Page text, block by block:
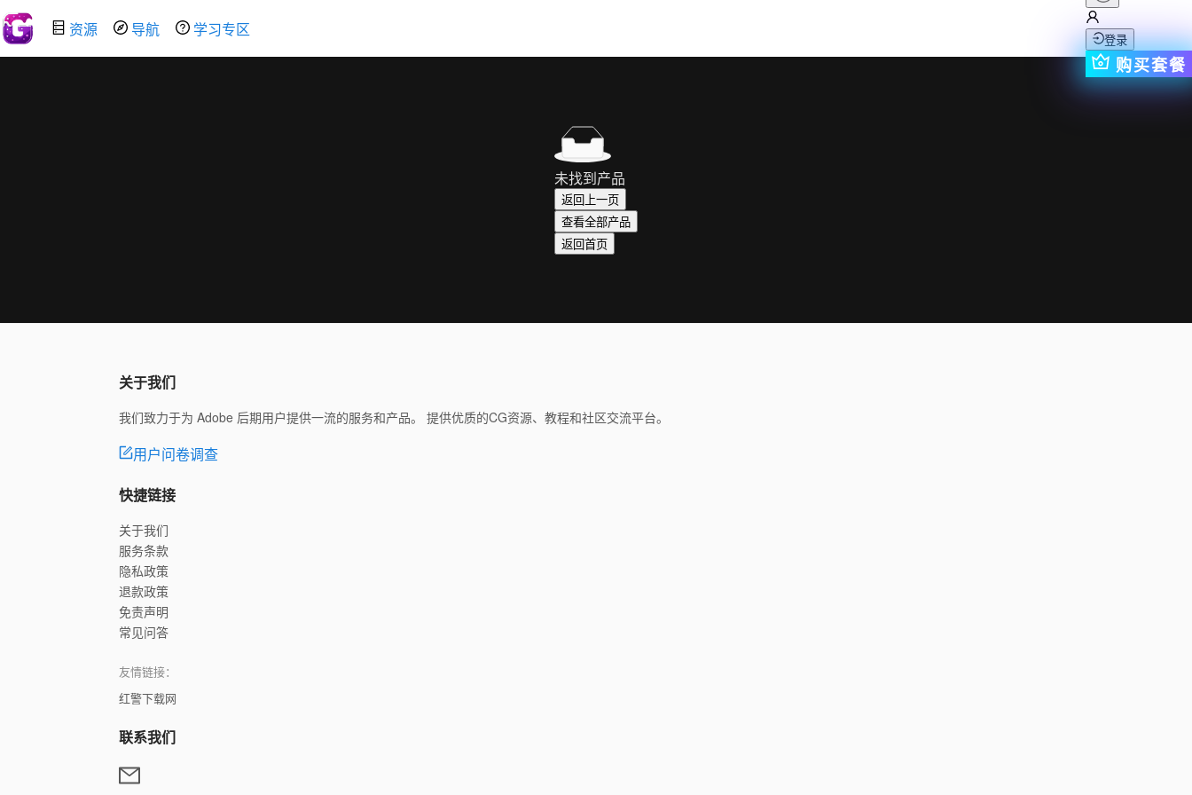
资源 导航 学习专区
登录
购买套餐
未找到产品
返回上一页
查看全部产品
返回首页
关于我们
我们致力于为 Adobe 后期用户提供一流的服务和产品。 提供优质的CG资源、教程和社区交流平台。
用户问卷调查
快捷链接
关于我们
服务条款
隐私政策
退款政策
免责声明
常见问答
友情链接：
红警下载网
联系我们